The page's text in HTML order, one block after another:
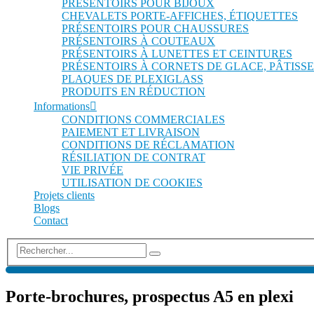
PRÉSENTOIRS POUR BIJOUX
CHEVALETS PORTE-AFFICHES, ÉTIQUETTES
PRÉSENTOIRS POUR CHAUSSURES
PRÉSENTOIRS À COUTEAUX
PRÉSENTOIRS À LUNETTES ET CEINTURES
PRÉSENTOIRS À CORNETS DE GLACE,
PLAQUES DE PLEXIGLASS
PRODUITS EN RÉDUCTION
Informations
CONDITIONS COMMERCIALES
PAIEMENT ET LIVRAISON
CONDITIONS DE RÉCLAMATION
RÉSILIATION DE CONTRAT
VIE PRIVÉE
UTILISATION DE COOKIES
Projets clients
Blogs
Contact
Porte-brochures, prospectus A5 en plexi